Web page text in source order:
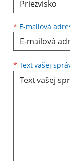
* E-mailová
* Text vašej